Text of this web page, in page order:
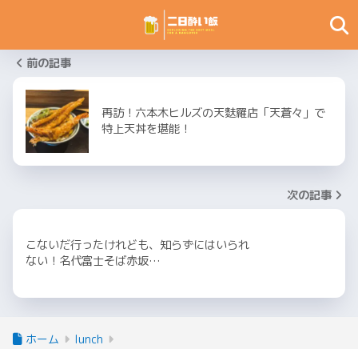
前の記事
再訪！六本木ヒルズの天麩羅店「天蒼々」で
特上天丼を堪能！
次の記事
こないだ行ったけれども、知らずにはいられ
ない！名代富士そば赤坂…
ホーム lunch